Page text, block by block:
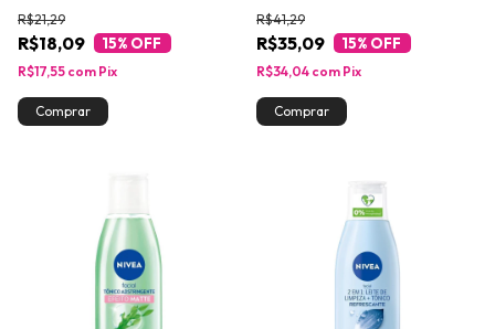
R$18,09
R$21,29
15% OFF
R$17,55 com Pix
R$35,09
R$41,29
15% OFF
R$34,04 com Pix